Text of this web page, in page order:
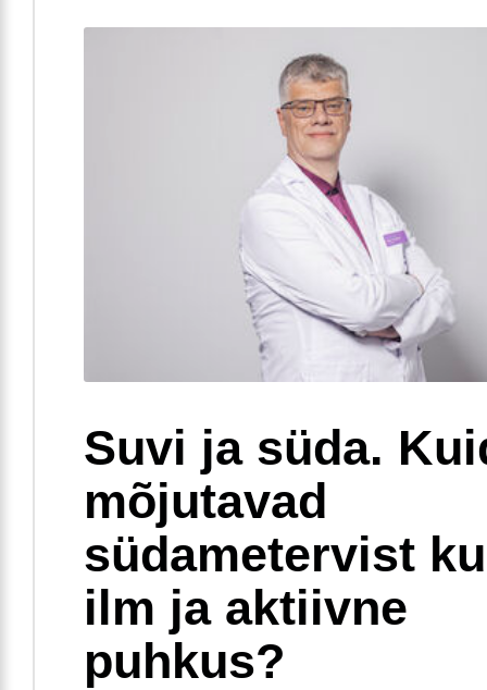
Suvi ja süda.
mõjutavad
südametervist
ilm ja aktiivne
puhkus?